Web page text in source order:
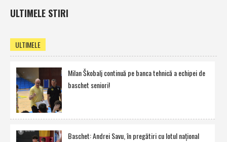
ULTIMELE STIRI
ULTIMELE
Milan Škobalj continuă pe banca tehnică a echipei de
baschet seniori!
Baschet: Andrei Savu, în pregătiri cu lotul naţional